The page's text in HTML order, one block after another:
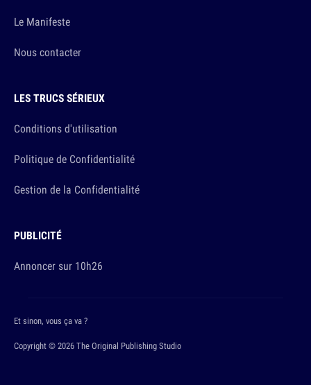
Le Manifeste
Nous contacter
LES TRUCS SÉRIEUX
Conditions d'utilisation
Politique de Confidentialité
Gestion de la Confidentialité
PUBLICITÉ
Annoncer sur 10h26
Copyright © 2026 The Original Publishing Studio
Et sinon, vous ça va ?